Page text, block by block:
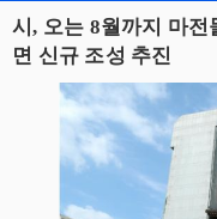
시, 오는 8월까지 마
면 신규 조성 추진